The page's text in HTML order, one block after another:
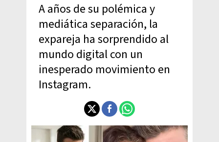
A años de su polémica y
mediática separación, la
expareja ha sorprendido al
mundo digital con un
inesperado movimiento en
Instagram.